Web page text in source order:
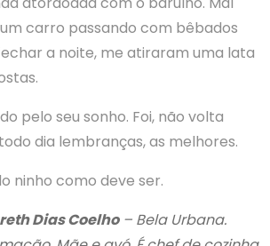
carro passando com bêbados
a noite, me atiraram uma lata
pelo seu sonho. Foi, não volta
dia lembranças, as melhores.
ninho como deve ser.
Dias Coelho– Bela Urbana.